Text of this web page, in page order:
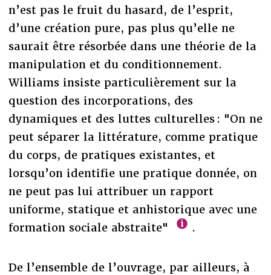
n’est pas le fruit du hasard, de l’esprit,
d’une création pure, pas plus qu’elle ne
saurait être résorbée dans une théorie de la
manipulation et du conditionnement.
Williams insiste particulièrement sur la
question des incorporations, des
dynamiques et des luttes culturelles : "On ne
peut séparer la littérature, comme pratique
du corps, de pratiques existantes, et
lorsqu’on identifie une pratique donnée, on
ne peut pas lui attribuer un rapport
uniforme, statique et anhistorique avec une
formation sociale abstraite"
.
De l’ensemble de l’ouvrage, par ailleurs, à